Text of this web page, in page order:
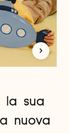
la sua
nuova